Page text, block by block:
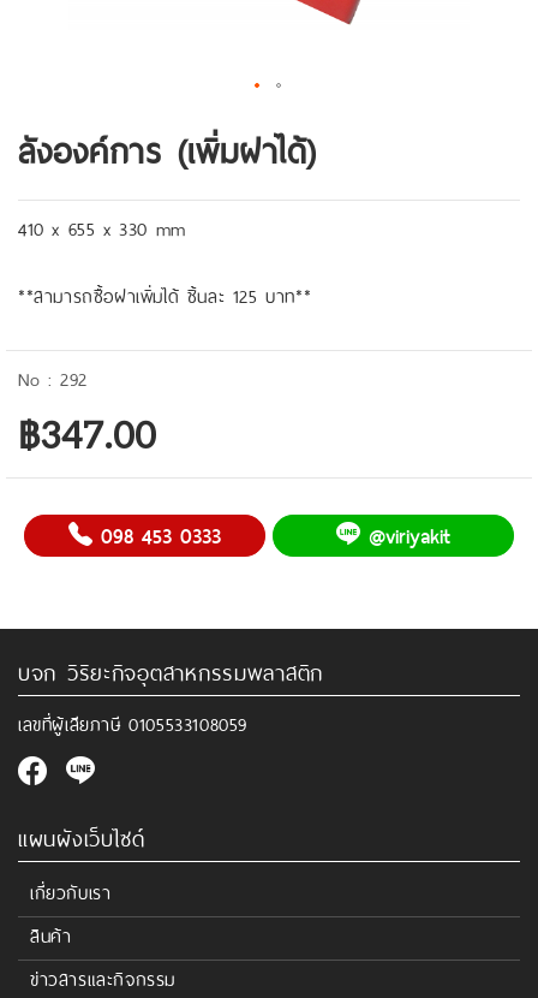
ลังองค์การ (เพิ่มฝาได้)
410 x 655 x 330 mm
**สามารถซื้อฝาเพิ่มได้ ชิ้นละ 125 บาท**
฿347.00
292
098 453 0333 @viriyakit
บจก วิริยะกิจอุตสาหกรรมพลาสติก
เลขที่ผู้เสียภาษี0105533108059
แผนผังเว็บไซด์
เกี่ยวกับเรา
สินค้า
ข่าวสารและกิจกรรม